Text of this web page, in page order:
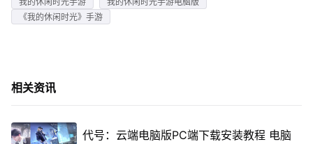
《我的休闲时光》手游
相关资讯
代号：云端电脑版PC端下载安装教程 电脑